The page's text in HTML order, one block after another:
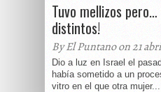
Tuvo mellizos pero…
distintos!
By El Puntano on 21
Dio a luz en Israel el
había sometido a un
vitro en el que otra mujer...